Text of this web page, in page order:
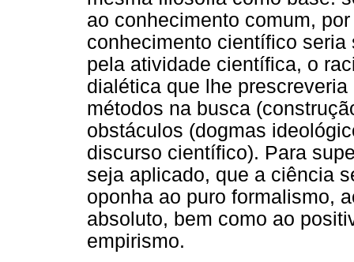
ao conhecimento comum,
conhecimento científico
pela atividade científica, o
dialética que lhe
métodos na busca
obstáculos (dogmas
discurso científico). Para
seja aplicado, que a ciência
oponha ao puro formalismo,
absoluto, bem como ao
empirismo.